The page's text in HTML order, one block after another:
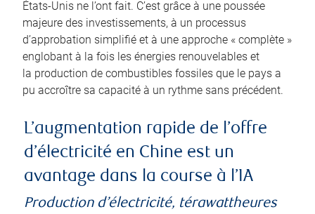
États-Unis ne l’ont fait. C’est grâce à une poussée
majeure des investissements, à un processus
d’approbation simplifié et à une approche « complète »
englobant à la fois les énergies renouvelables et
la production de combustibles fossiles que le pays a
pu accroître sa capacité à un rythme sans précédent.
L’augmentation rapide de l’offre
d’électricité en Chine est un
avantage dans la course à l’IA
Production d’électricité, térawattheures